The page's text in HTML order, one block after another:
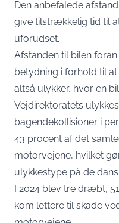
Den anbefalede
give tilstrækkelig tid til
uforudset.
Afstanden til bilen
betydning i forhold til
altså ulykker, hvor en
Vejdirektoratets
bagendekollisioner i
43 procent af det
motorvejene, hvilket
ulykkestype på de
I 2024 blev tre dræbt,
kom lettere til skade